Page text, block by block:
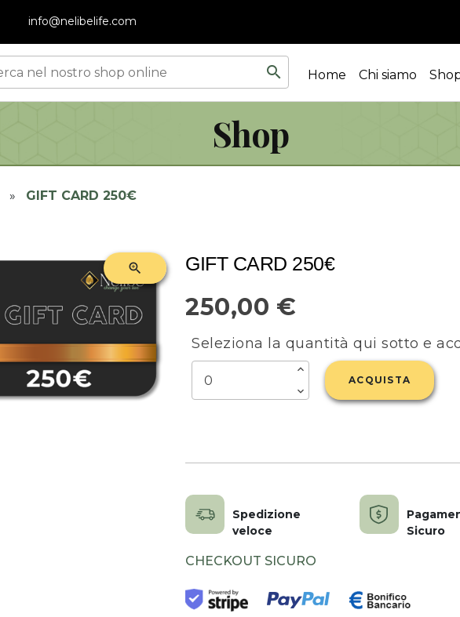
info@nelibelife.com
search Home Chi siamo
Shop
GIFT CARD 250€
zoom_in GIFT CARD 250€
250,00 €
Seleziona la quantità qui sotto e
ACQUISTA
Spedizione
veloce
Sicuro
CHECKOUT SICURO